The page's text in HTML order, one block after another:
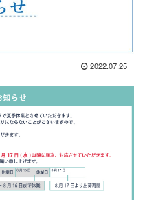
2022.07.25